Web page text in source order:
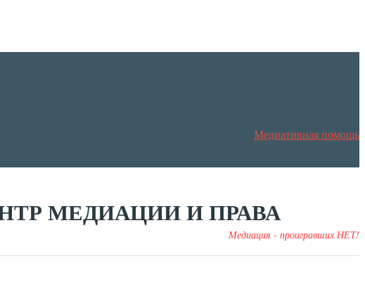
Медиативная помощь
МЕДИАЦИИ И ПРАВА
Медиация - проигравших НЕТ!